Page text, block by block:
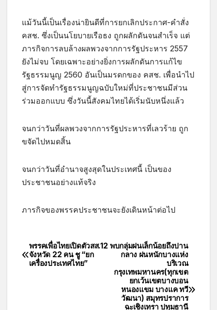
แม้วันนี้เป็นเรื่องน่ายินดีที่การยกเลิกประกาศ-คำสั่ง
คสช. ซึ่งเป็นนโยบายเรือธง ถูกผลักดันจนสำเร็จ แต่
ภารกิจการลบล้างผลพวงจากการรัฐประหาร 2557
ยังไม่จบ โดยเฉพาะอย่างยิ่งการผลักดันการแก้ไข
รัฐธรรมนูญ 2560 อันเป็นมรดกของ คสช. เพื่อนำไป
สู่การจัดทำรัฐธรรมนูญฉบับใหม่ที่ประชาชนมีส่วน
ร่วมออกแบบ ซึ่งวันนี้สังคมไทยได้เริ่มนับหนึ่งแล้ว
จนกว่าวันที่ผลพวงจากการรัฐประหารที่เลวร้าย ถูก
ขจัดไปหมดสิ้น
จนกว่าวันที่อำนาจสูงสุดในประเทศนี้ เป็นของ
ประชาชนอย่างแท้จริง
ภารกิจของพรรคประชาชนจะยังเดินหน้าต่อไป
พบกลุ่มฝนเล็กน้อยถึงปาน
กลาง ฝนหนักบางแห่ง
บริเวณ
กรุงเทพมหานคร(ทุกเขต
ยกเว้นเขตบางบอน
หนองแขม บางแค ทวี
วัฒนา) สมุทรปราการ
ฉะเชิงเทรา ปทุมธานี
พรรคเพื่อไทยเปิดตัวสส.12
จังหวัด 22 คน ชู “ยก
เครื่องประเทศไทย”